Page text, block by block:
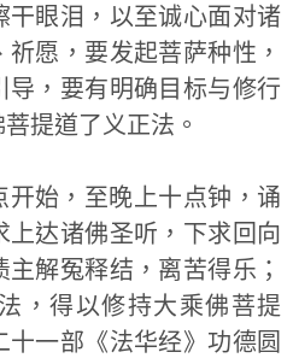
干眼泪，以至诚心面对诸
愿，要发起菩萨种性，
导，要有明确目标与修行
提道了义正法。
开始，至晚上十点钟，诵
达诸佛圣听，下求回向
解冤释结，离苦得乐；
，得以修持大乘佛菩提
一部《法华经》功德圆